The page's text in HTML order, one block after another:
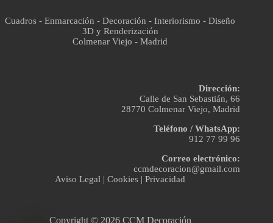
Cuadros - Enmarcación - Decoración - Interiorismo - Diseño
3D y Renderización
Colmenar Viejo - Madrid
Dirección:
Calle de San Sebastián, 66
28770 Colmenar Viejo, Madrid
Teléfono / WhatsApp:
912 77 99 96
Correo electrónico:
ccmdecoracion@gmail.com
Aviso Legal |Cookies |Privacidad
Copyright © 2026 CCM Decoración